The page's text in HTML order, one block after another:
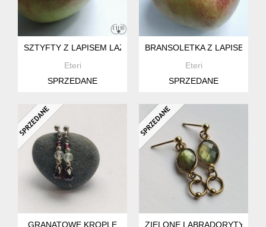
SZTYFTY Z LAPISEM LAZULI
Eteri
SPRZEDANE
BRANSOLETKA Z LAPISEM
Eteri
SPRZEDANE
GRANATOWE KROPLE ZIELONE LABRADORYTY